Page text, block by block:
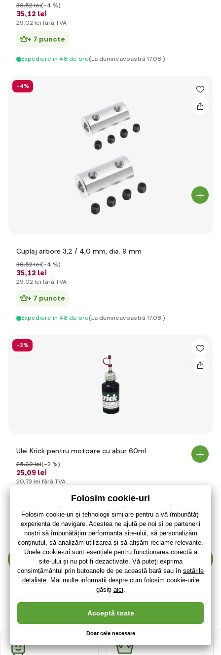
35,12 lei
36,52 lei(-4 %)
29,02 lei fără TVA
+ 7 puncte
Expediere in 48 de ore(La dumneavoastră 17.08.)
-4%
Cuplaj arbore 3,2 / 4,0 mm, dia. 9 mm
35,12 lei
36,52 lei(-4 %)
29,02 lei fără TVA
+ 7 puncte
Expediere in 48 de ore(La dumneavoastră 17.08.)
-2%
Ulei Krick pentru motoare cu abur 60ml
25,09 lei
25,69 lei(-2 %)
20,73 lei fără TVA
Expediere in 48 de ore(La dumneavoastră 17.08.)
Afișează mai mulți 30 produse
1 2 3 4 5 6